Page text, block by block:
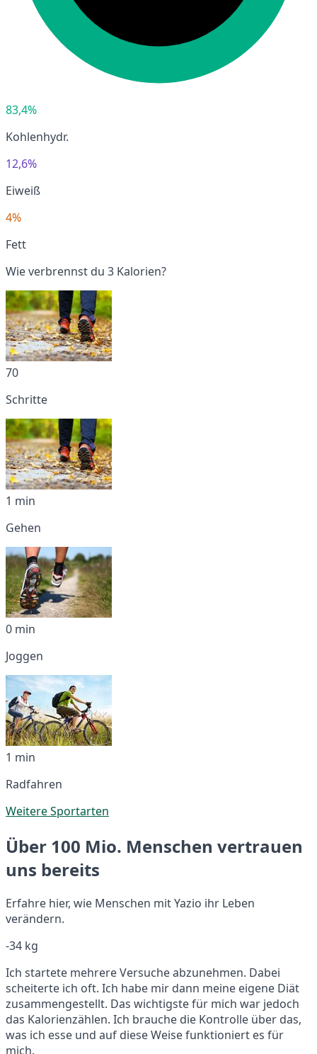
83,4%
Kohlenhydr.
12,6%
Eiweiß
4%
Fett
Wie verbrennst du 3 Kalorien?
70
Schritte
1 min
Gehen
0 min
Joggen
1 min
Radfahren
Weitere Sportarten
Über 100 Mio. Menschen vertrauen
uns bereits
Erfahre hier, wie Menschen mit Yazio ihr Leben
verändern.
-34 kg
Ich startete mehrere Versuche abzunehmen. Dabei
scheiterte ich oft. Ich habe mir dann meine eigene Diät
zusammengestellt. Das wichtigste für mich war jedoch
das Kalorienzählen. Ich brauche die Kontrolle über das,
was ich esse und auf diese Weise funktioniert es für
mich.